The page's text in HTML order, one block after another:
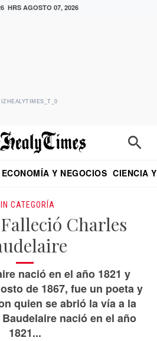
HRS AGOSTO 07, 2026
ECONOMÍA Y NEGOCIOS CIENCIA
CATEGORÍA
Charles
nació en el año 1821 y
de 1867, fue un poeta y
quien se abrió la vía a la
nació en el año
1821...